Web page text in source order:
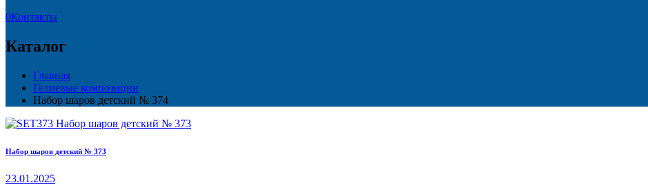
0Контакты
Каталог
Главная
Гелиевые композиции
Набор шаров детский № 374
Набор шаров детский № 373
23.01.2025